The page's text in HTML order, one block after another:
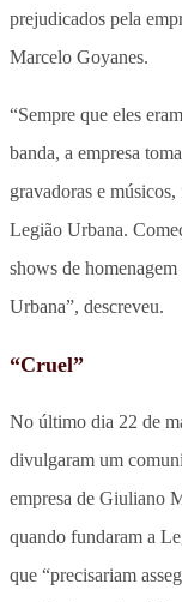
prejudicados pela
Marcelo Goyanes.
“Sempre que eles
banda, a empresa
gravadoras e
Legião Urbana.
shows de
Urbana”, descreveu.
“Cruel”
No último dia 22 de
divulgaram um
empresa de Giuliano
quando fundaram a
que “precisariam